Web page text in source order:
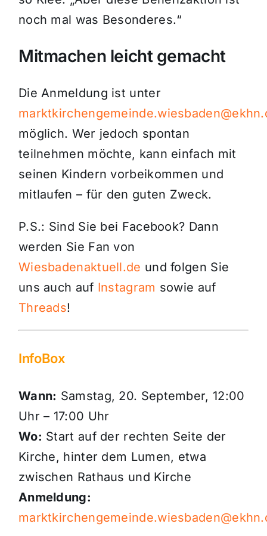
noch mal was Besonderes.“
Mitmachen leicht gemacht
Die Anmeldung ist unter
möglich. Wer jedoch spontan
teilnehmen möchte, kann einfach mit
seinen Kindern vorbeikommen und
mitlaufen – für den guten Zweck.
P.S.: Sind Sie bei Facebook? Dann
werden Sie Fan von
Wiesbadenaktuell.de und folgen Sie
uns auch auf Instagram sowie auf
Threads!
InfoBox
Wann: Samstag, 20. September, 12:00
Uhr – 17:00 Uhr
Wo: Start auf der rechten Seite der
Kirche, hinter dem Lumen, etwa
zwischen Rathaus und Kirche
Anmeldung: